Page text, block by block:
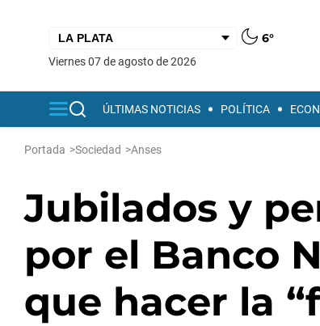
6°
viernes 07 de agosto de 2026
ÚLTIMAS NOTICIAS POLÍTICA
Portada >Sociedad >Anses
Jubilados y
por el Banco
que hacer la